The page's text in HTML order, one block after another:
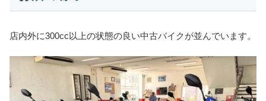
店内外に300cc以上の状態の良い中古バイクが並んでいます。